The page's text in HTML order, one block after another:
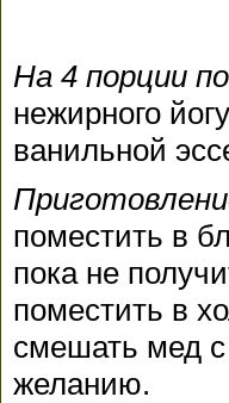
На 4 порции
нежирного
ванильной
поместить в
пока не
поместить в
смешать мед с
желанию.